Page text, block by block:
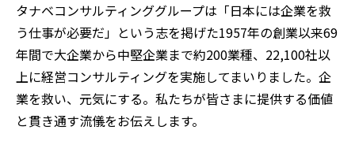
タナベコンサルティンググループは「日本には企業を救
う仕事が必要だ」という志を掲げた1957年の創業以来69
年間で大企業から中堅企業まで約200業種、22,100社以
上に経営コンサルティングを実施してまいりました。企
業を救い、元気にする。私たちが皆さまに提供する価値
と貫き通す流儀をお伝えします。